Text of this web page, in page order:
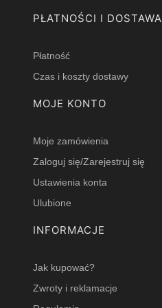
PŁATNOŚCI I DOSTAWA
Płatność
Czas i koszty dostawy
MOJE KONTO
Moje zamówienia
Zaloguj się/Zarejestruj się
Ustawienia konta
Ulubione
INFORMACJE
Jak kupować?
Zwroty i reklamacje